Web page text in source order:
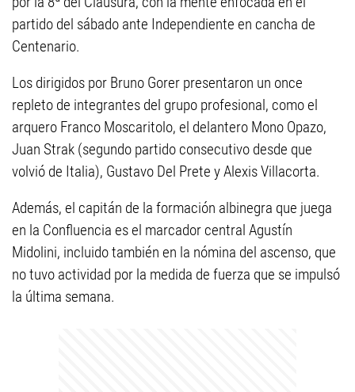
partido del sábado ante Independiente en cancha de
Centenario.
Los dirigidos por Bruno Gorer presentaron un once
repleto de integrantes del grupo profesional, como el
arquero Franco Moscaritolo, el delantero Mono Opazo,
Juan Strak (segundo partido consecutivo desde que
volvió de Italia), Gustavo Del Prete y Alexis Villacorta.
Además, el capitán de la formación albinegra que juega
en la Confluencia es el marcador central Agustín
Midolini, incluido también en la nómina del ascenso, que
no tuvo actividad por la medida de fuerza que se impulsó
la última semana.